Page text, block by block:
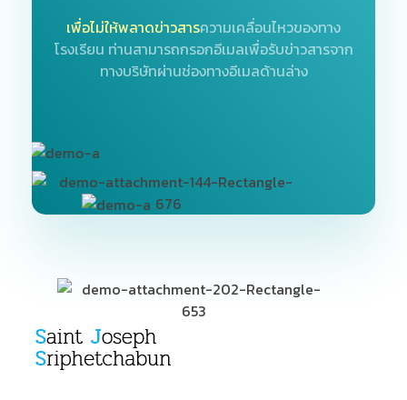
เพื่อไม่ให้พลาดข่าวสารความเคลื่อนไหวของทาง
โรงเรียน ท่านสามารถกรอกอีเมลเพื่อรับข่าวสารจาก
ทางบริษัทผ่านช่องทางอีเมลด้านล่าง